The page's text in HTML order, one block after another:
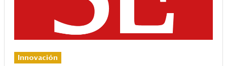
Innovación